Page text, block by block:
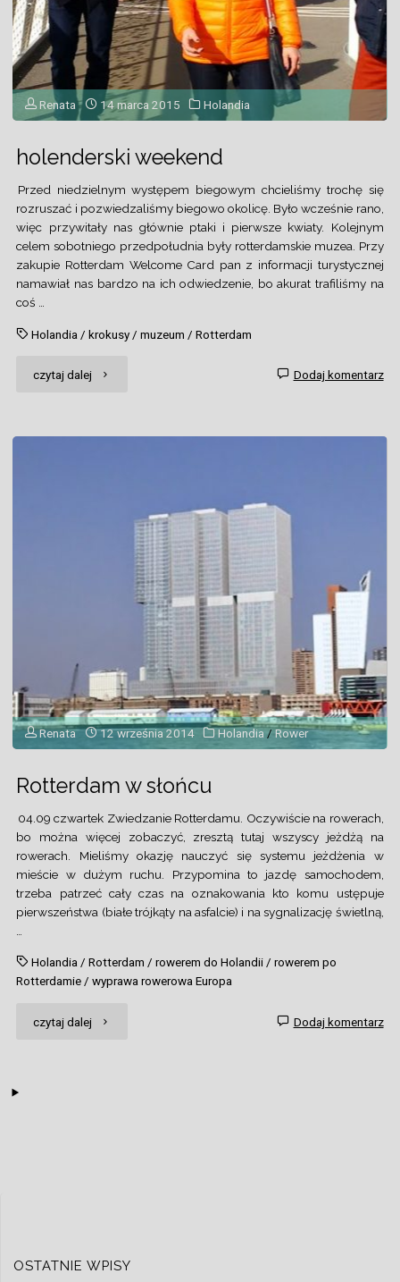
Renata 14 marca 2015 Holandia
holenderski weekend
Przed niedzielnym występem biegowym chcieliśmy trochę się
rozruszać i pozwiedzaliśmy biegowo okolicę. Było wcześnie rano,
więc przywitały nas głównie ptaki i pierwsze kwiaty. Kolejnym
celem sobotniego przedpołudnia były rotterdamskie muzea. Przy
zakupie Rotterdam Welcome Card pan z informacji turystycznej
namawiał nas bardzo na ich odwiedzenie, bo akurat trafiliśmy na
coś …
Holandia / krokusy/ muzeum / Rotterdam
czytaj dalej "holenderski Dodaj komentarz
Renata 12 września 2014 Holandia / Rower
Rotterdam w słońcu
04.09 czwartek Zwiedzanie Rotterdamu. Oczywiście na rowerach,
bo można więcej zobaczyć, zresztą tutaj wszyscy jeżdżą na
rowerach. Mieliśmy okazję nauczyć się systemu jeżdżenia w
mieście w dużym ruchu. Przypomina to jazdę samochodem,
trzeba patrzeć cały czas na oznakowania kto komu ustępuje
pierwszeństwa (białe trójkąty na asfalcie) i na sygnalizację świetlną,
Holandia / Rotterdam / rowerem do Holandii/ rowerem po
Rotterdamie /wyprawa rowerowa Europa
czytaj dalej "Rotterdam Dodaj komentarz
OSTATNIE WPISY